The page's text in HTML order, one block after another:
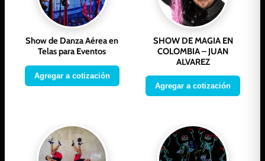
Show de Danza Aérea en
Telas para Eventos
Agregar a cotización
SHOW DE MAGIA EN
COLOMBIA – JUAN
ALVAREZ
Agregar a cotización